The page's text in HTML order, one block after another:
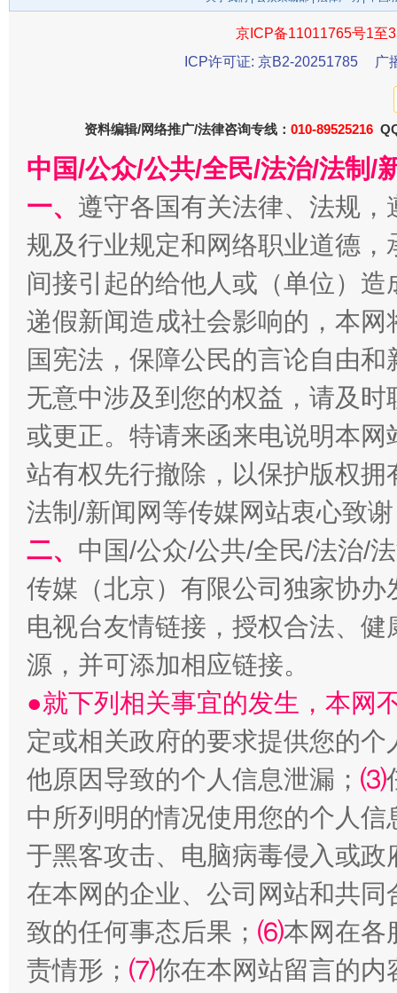
千年窑火 生生不息
揭开“小金库”的免责幌子
受贿1.44亿！段成刚被判无期 从幼
全民健身五年计划来了！等你上场
京ICP备11011765号1至
ICP许可证: 京B2-20251785
广
资料编辑/网络推广/法律咨询专线： 010-89525216
中国/公众/公共/全民/法治/法制/
一、 遵守各国有关法律、法规
规及行业规定和网络职业道德
间接引起的给他人或（单位）
递假新闻造成社会影响的，本
国宪法，保障公民的言论自由
无意中涉及到您的权益，请及
或更正。特请来函来电说明本
站有权先行撤除，以保护版权
法制/新闻网等传媒网站衷心致
二、 中国/公众/公共/全民/法治/
传媒（北京）有限公司独家协
电视台友情链接，授权合法、
源，并可添加相应链接。
●就下列相关事宜的发生，本网
定或相关政府的要求提供您的个
他原因导致的个人信息泄漏； ⑶
中所列明的情况使用您的个人
于黑客攻击、电脑病毒侵入或
在本网的企业、公司网站和共
致的任何事态后果； ⑹本网在各
责情形； ⑺你在本网站留言的内